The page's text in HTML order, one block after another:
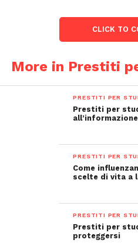
CLICK TO
More in Prestiti
PRESTITI PER
Prestiti per
PRESTITI PER
Come
scelte di vita a
PRESTITI PER
Prestiti per
proteggersi